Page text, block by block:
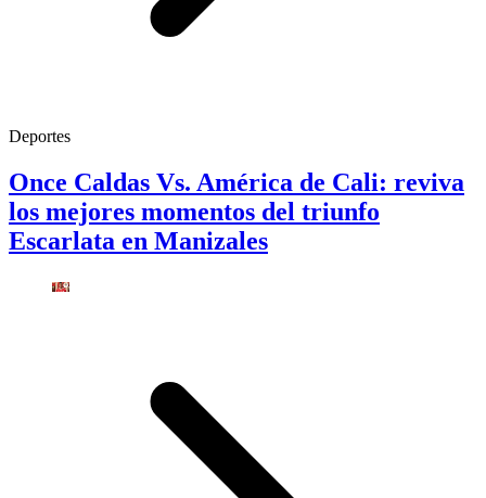
Deportes
Once Caldas Vs. América de Cali: reviva
los mejores momentos del triunfo
Escarlata en Manizales